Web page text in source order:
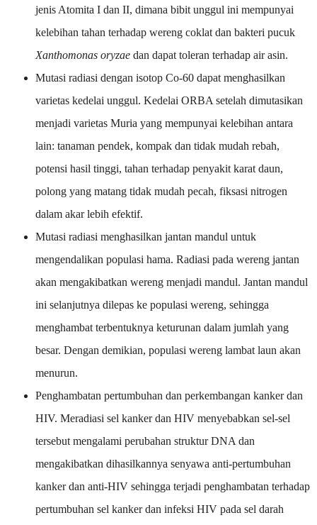
jenis Atomita I dan II, dimana bibit unggul ini mempunyai
kelebihan tahan terhadap wereng coklat dan bakteri pucuk
Xanthomonas oryzae dan dapat toleran terhadap air asin.
Mutasi radiasi dengan isotop Co-60 dapat menghasilkan
varietas kedelai unggul. Kedelai ORBA setelah dimutasikan
menjadi varietas Muria yang mempunyai kelebihan antara
lain: tanaman pendek, kompak dan tidak mudah rebah,
potensi hasil tinggi, tahan terhadap penyakit karat daun,
polong yang matang tidak mudah pecah, fiksasi nitrogen
dalam akar lebih efektif.
Mutasi radiasi menghasilkan jantan mandul untuk
mengendalikan populasi hama. Radiasi pada wereng jantan
akan mengakibatkan wereng menjadi mandul. Jantan mandul
ini selanjutnya dilepas ke populasi wereng, sehingga
menghambat terbentuknya keturunan dalam jumlah yang
besar. Dengan demikian, populasi wereng lambat laun akan
menurun.
Penghambatan pertumbuhan dan perkembangan kanker dan
HIV. Meradiasi sel kanker dan HIV menyebabkan sel-sel
tersebut mengalami perubahan struktur DNA dan
mengakibatkan dihasilkannya senyawa anti-pertumbuhan
kanker dan anti-HIV sehingga terjadi penghambatan terhadap
pertumbuhan sel kanker dan infeksi HIV pada sel darah